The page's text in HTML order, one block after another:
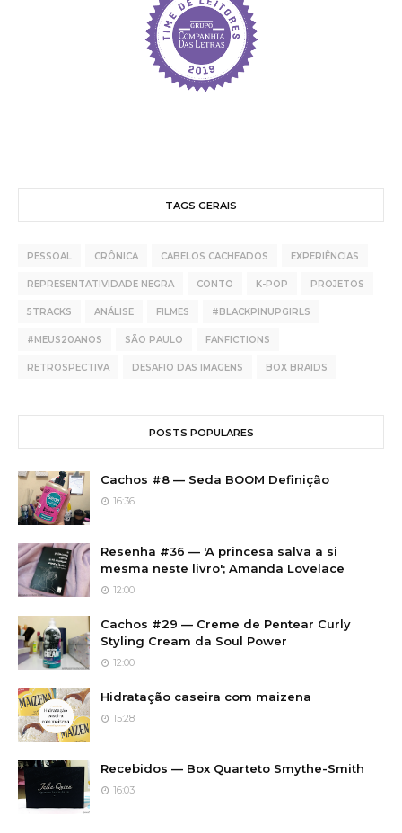
TAGS GERAIS
PESSOAL CRÔNICA CABELOS CACHEADOS EXPERIÊNCIAS
REPRESENTATIVIDADE NEGRA CONTO K-POP PROJETOS
5TRACKS ANÁLISE FILMES #BLACKPINUPGIRLS
#MEUS20ANOS SÃO PAULO FANFICTIONS
RETROSPECTIVA DESAFIO DAS IMAGENS BOX BRAIDS
POSTS POPULARES
Cachos #8 — Seda BOOM Definição
16:36
Resenha #36 — 'A princesa salva a si
mesma neste livro'; Amanda Lovelace
12:00
Cachos #29 — Creme de Pentear Curly
Styling Cream da Soul Power
12:00
Hidratação caseira com maizena
15:28
Recebidos — Box Quarteto Smythe-Smith
16:03